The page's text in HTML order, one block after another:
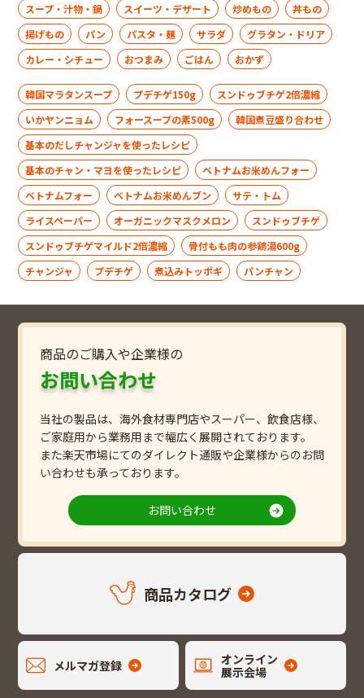
スープ・汁物・鍋 スイーツ・デザート 炒めもの
丼もの
揚げもの
パン パスタ・麺 サラダ
グラタン・ドリア
カレー・シチュー
おつまみ ごはん おかず
韓国マラタンスープ プデチゲ150g
スンドゥブチゲ2倍濃縮
いかヤンニョム
フォースープの素500g
韓国煮豆盛り合わせ
基本のだしチャンジャを使ったレシピ
基本のチャン・マヨを使ったレシピ
ベトナムお米めんフォー
ベトナムフォー
ベトナムお米めんブン
サテ・トム
ライスペーパー
オーガニックマスクメロン
スンドゥブチゲ
スンドゥブチゲマイルド2倍濃縮
骨付もも肉の参鶏湯600g
チャンジャ
プデチゲ 煮込みトッポギ パンチャン
商品のご購入や企業様の
お問い合わせ
当社の製品は、海外食材専門店やスーパー、飲食店様、
ご家庭用から業務用まで幅広く展開されております。
また楽天市場にてのダイレクト通販や企業様からのお問
い合わせも承っております。
お問い合わせ
商品カタログ
メルマガ登録
オンライン
展示会場